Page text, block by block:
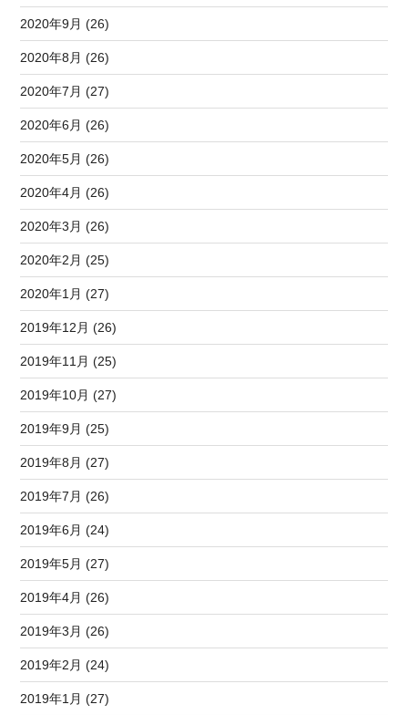
2020年9月 (26)
2020年8月 (26)
2020年7月 (27)
2020年6月 (26)
2020年5月 (26)
2020年4月 (26)
2020年3月 (26)
2020年2月 (25)
2020年1月 (27)
2019年12月 (26)
2019年11月 (25)
2019年10月 (27)
2019年9月 (25)
2019年8月 (27)
2019年7月 (26)
2019年6月 (24)
2019年5月 (27)
2019年4月 (26)
2019年3月 (26)
2019年2月 (24)
2019年1月 (27)